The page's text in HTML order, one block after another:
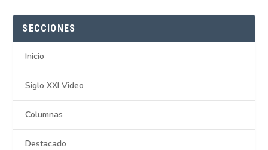
SECCIONES
Inicio
Siglo XXI Video
Columnas
Destacado